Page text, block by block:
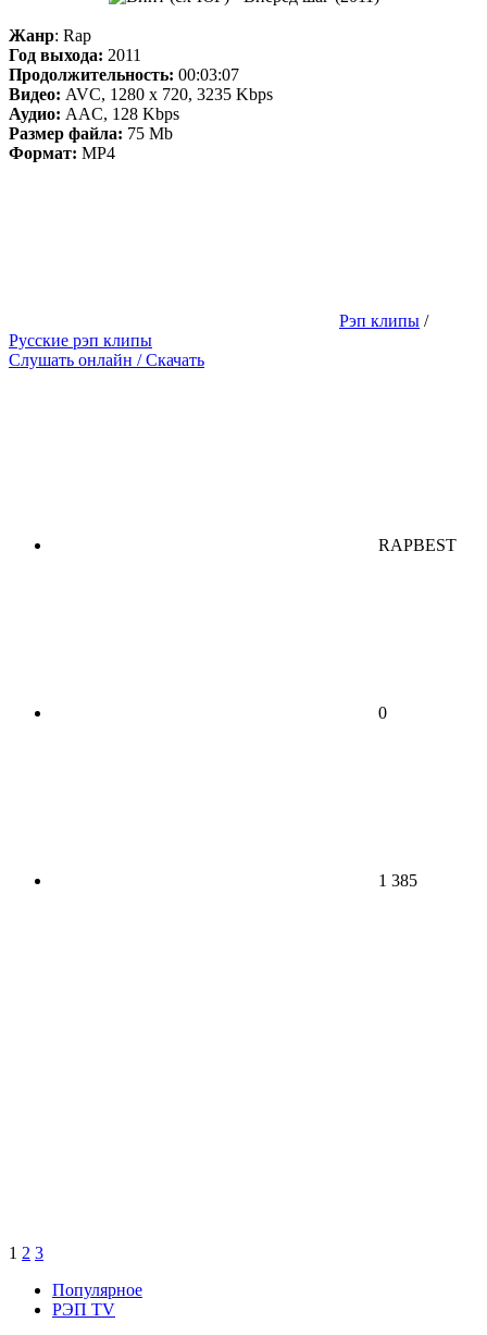
Жанр: Rap
Год выхода: 2011
Продолжительность: 00:03:07
Видео: AVC, 1280 x 720, 3235 Kbps
Аудио: AAC, 128 Kbps
Размер файла: 75 Mb
Формат: MP4
Рэп клипы /
Русские рэп клипы
Слушать онлайн / Скачать
RAPBEST
0
1 385
1 2 3
Популярное
РЭП TV